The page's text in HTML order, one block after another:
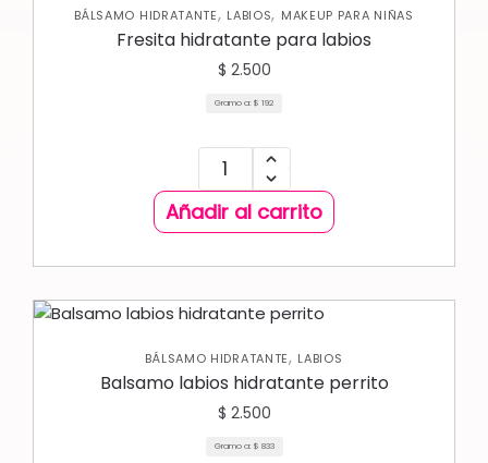
BÁLSAMO HIDRATANTE, LABIOS, MAKEUP PARA NIÑAS
Fresita hidratante para labios
$ 2.500
Gramo a: $ 192
Añadir al carrito
BÁLSAMO HIDRATANTE, LABIOS
Balsamo labios hidratante perrito
$ 2.500
Gramo a: $ 833